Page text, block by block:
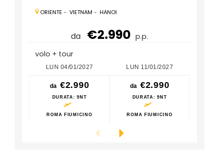
ORIENTE - VIETNAM - HANOI
da €2.990 p.p.
volo + tour
LUN 04/01/2027
da €2.990
DURATA: 9NT
ROMA FIUMICINO
LUN 11/01/2027
da €2.990
DURATA: 9NT
ROMA FIUMICINO